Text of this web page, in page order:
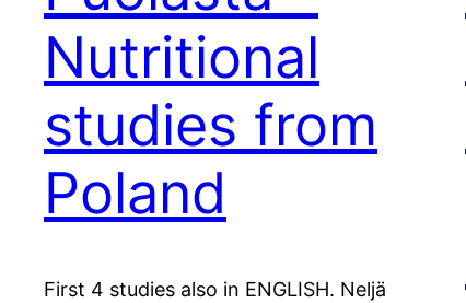
Nutritional
studies from
Poland
First 4 studies also in ENGLISH. Neljä